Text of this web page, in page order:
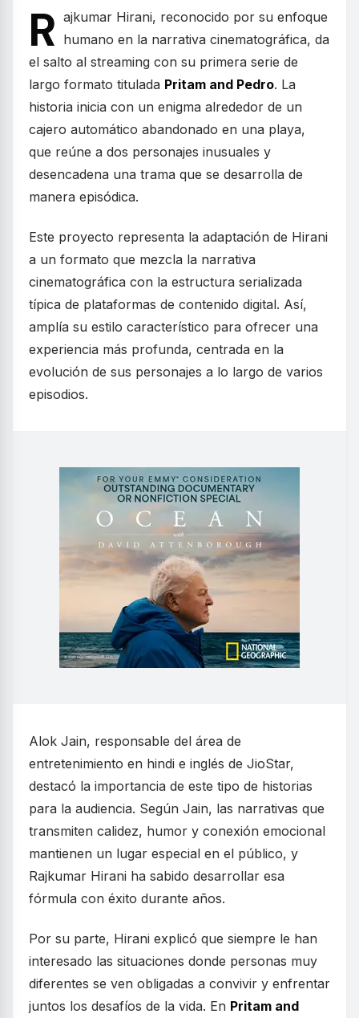
R ajkumar Hirani, reconocido por su enfoque
humano en la narrativa cinematográfica, da
el salto al streaming con su primera serie de
largo formato titulada Pritam and Pedro. La
historia inicia con un enigma alrededor de un
cajero automático abandonado en una playa,
que reúne a dos personajes inusuales y
desencadena una trama que se desarrolla de
manera episódica.
Este proyecto representa la adaptación de Hirani
a un formato que mezcla la narrativa
cinematográfica con la estructura serializada
típica de plataformas de contenido digital. Así,
amplía su estilo característico para ofrecer una
experiencia más profunda, centrada en la
evolución de sus personajes a lo largo de varios
episodios.
Alok Jain, responsable del área de
entretenimiento en hindi e inglés de JioStar,
destacó la importancia de este tipo de historias
para la audiencia. Según Jain, las narrativas que
transmiten calidez, humor y conexión emocional
mantienen un lugar especial en el público, y
Rajkumar Hirani ha sabido desarrollar esa
fórmula con éxito durante años.
Por su parte, Hirani explicó que siempre le han
interesado las situaciones donde personas muy
diferentes se ven obligadas a convivir y enfrentar
juntos los desafíos de la vida. En Pritam and